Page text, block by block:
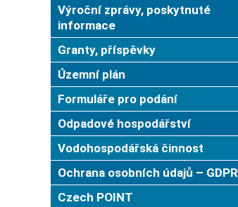
Výroční zprávy, poskytnuté
informace
Granty, příspěvky
Územní plán
Formuláře pro podání
Odpadové hospodářství
Vodohospodářská činnost
Ochrana osobních údajů – GDPR
Czech POINT